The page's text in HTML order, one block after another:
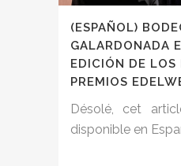
(ESPAÑOL)
GALARDONADA
EDICIÓN DE LOS
PREMIOS
Désolé, cet
disponible en